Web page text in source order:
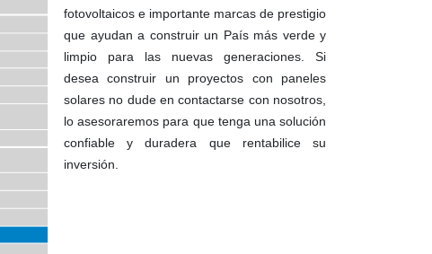
fotovoltaicos e importante marcas de prestigio
que ayudan a construir un País más verde y
limpio para las nuevas generaciones. Si
desea construir un proyectos con paneles
solares no dude en contactarse con nosotros,
lo asesoraremos para que tenga una solución
confiable y duradera que rentabilice su
inversión.